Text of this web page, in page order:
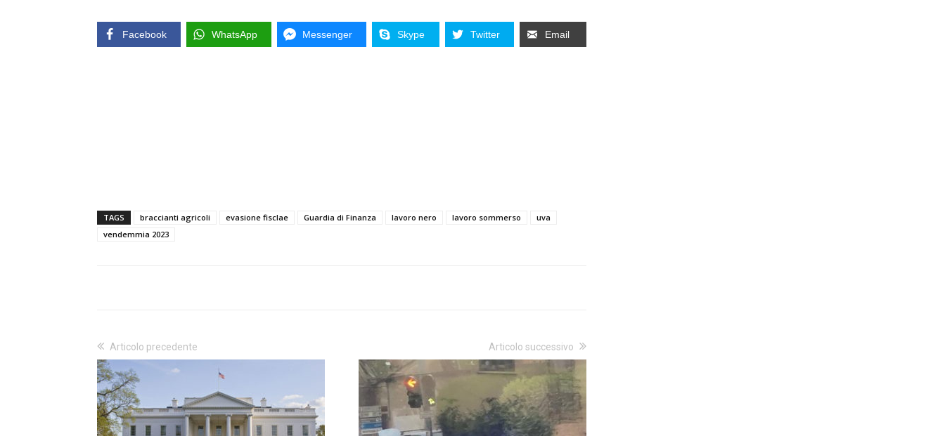
Facebook WhatsApp Messenger Skype Twitter Email
TAGS braccianti agricoli evasione fisclae Guardia di Finanza lavoro nero lavoro sommerso
uva
vendemmia 2023
Articolo precedente Articolo successivo